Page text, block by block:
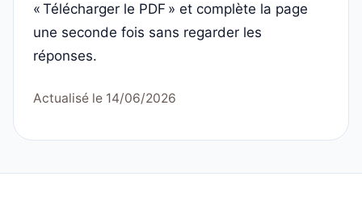
« Télécharger le PDF » et complète la page
une seconde fois sans regarder les
réponses.
Actualisé le 14/06/2026